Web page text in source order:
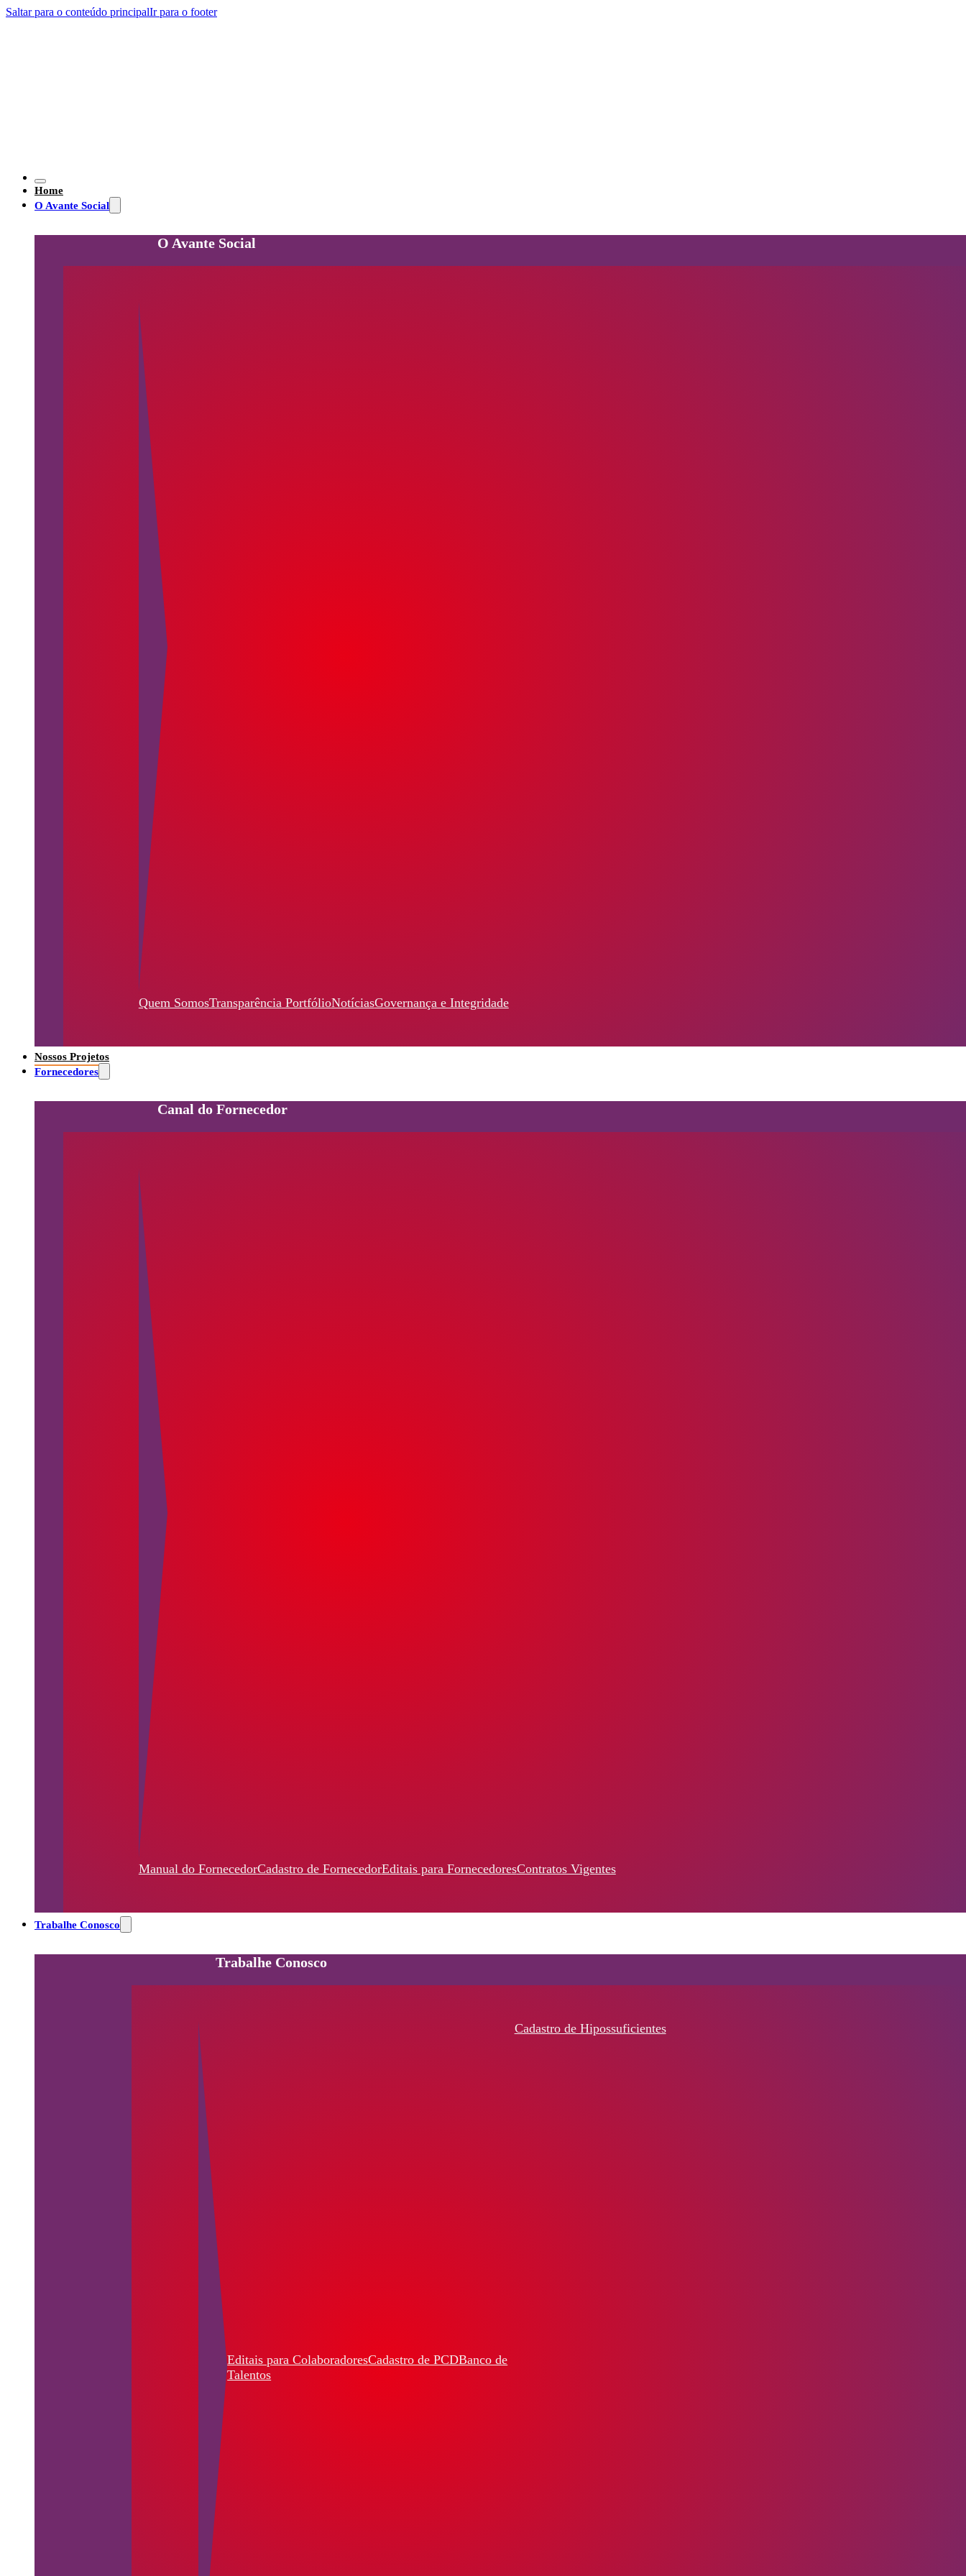
Saltar para o conteúdo principalIr para o footer
Home
O Avante Social
O Avante Social
Quem SomosTransparência PortfólioNotíciasGovernança e Integridade
Nossos Projetos
Fornecedores
Canal do Fornecedor
Manual do FornecedorCadastro de FornecedorEditais para FornecedoresContratos Vigentes
Trabalhe Conosco
Trabalhe Conosco
Editais para ColaboradoresCadastro de PCDBanco de
Talentos
Cadastro de Hipossuficientes